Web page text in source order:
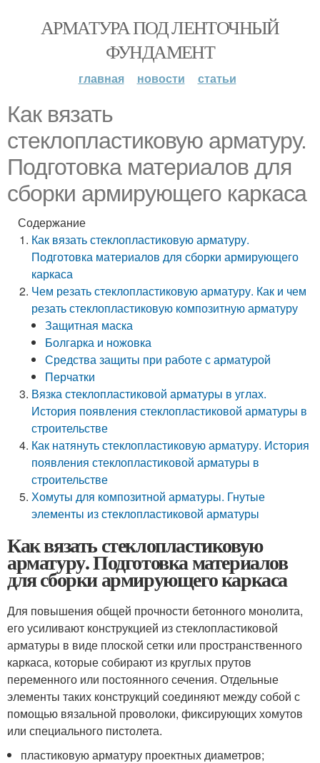
АРМАТУРА ПОД ЛЕНТОЧНЫЙ
ФУНДАМЕНТ
главная новости статьи
Как вязать
стеклопластиковую арматуру.
Подготовка материалов для
сборки армирующего каркаса
Содержание
Как вязать стеклопластиковую арматуру.
Подготовка материалов для сборки армирующего
каркаса
Чем резать стеклопластиковую арматуру. Как и чем
резать стеклопластиковую композитную арматуру
Защитная маска
Болгарка и ножовка
Средства защиты при работе с арматурой
Перчатки
Вязка стеклопластиковой арматуры в углах.
История появления стеклопластиковой арматуры в
строительстве
Как натянуть стеклопластиковую арматуру. История
появления стеклопластиковой арматуры в
строительстве
Хомуты для композитной арматуры. Гнутые
элементы из стеклопластиковой арматуры
Как вязать стеклопластиковую
арматуру. Подготовка материалов
для сборки армирующего каркаса
Для повышения общей прочности бетонного монолита,
его усиливают конструкцией из стеклопластиковой
арматуры в виде плоской сетки или пространственного
каркаса, которые собирают из круглых прутов
переменного или постоянного сечения. Отдельные
элементы таких конструкций соединяют между собой с
помощью вязальной проволоки, фиксирующих хомутов
или специального пистолета.
пластиковую арматуру проектных диаметров;